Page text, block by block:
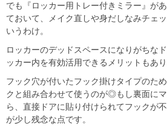
でも『ロッカー用トレー付きミラー』が
ておいて、メイク直しや身だしなみチェ
いうわけ。
ロッカーのデッドスペースになりがちな
ッカー内を有効活用できるメリットもあり
フック穴が付いたフック掛けタイプのた
クと組み合わせて使うのが◎もし裏面に
ら、直接ドアに貼り付けられてフックが
が少し残念な点です。